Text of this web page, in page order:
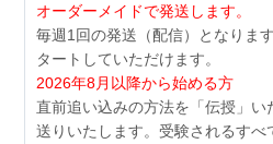
オーダーメイドで発送します。
毎週1回の発送（配信）となりま
タートしていただけます。
2026年8月以降から始める方
直前追い込みの方法を「伝授」い
送りいたします。受験されるす